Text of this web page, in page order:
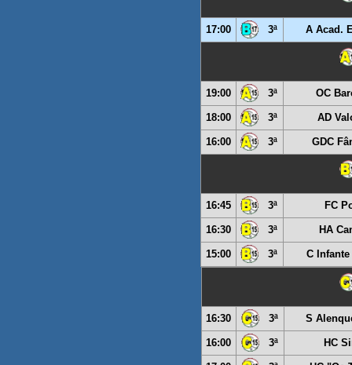
17:00 3ª A Acad.
19:00 3ª OC
18:00 3ª AD
16:00 3ª GDC
16:45 3ª FC
16:30 3ª HA
15:00 3ª C
16:30 3ª S
16:00 3ª HC